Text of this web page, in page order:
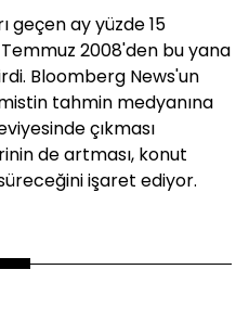
geçen ay yüzde 15
2008'den bu yana
Bloomberg News'un
tahmin medyanına
çıkması
de artması, konut
işaret ediyor.